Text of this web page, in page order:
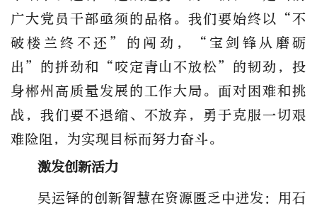
广大党员干部亟须的品格。我们要始终以“不
破楼兰终不还”的闯劲，“宝剑锋从磨砺
出”的拼劲和“咬定青山不放松”的韧劲，投
身郴州高质量发展的工作大局。面对困难和挑
战，我们要不退缩、不放弃，勇于克服一切艰
难险阻，为实现目标而努力奋斗。
激发创新活力
吴运铎的创新智慧在资源匮乏中迸发：用石